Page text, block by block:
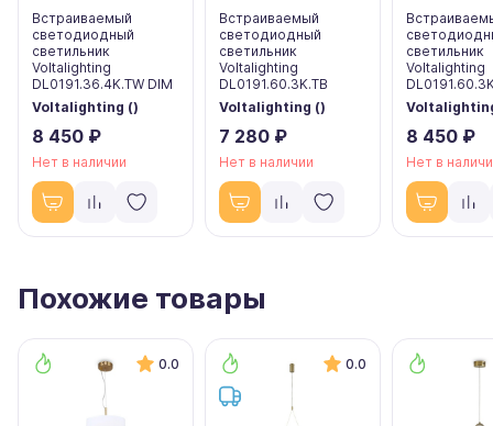
Встраиваемый
светодиодный
светильник
Voltalighting
DL0191.36.4K.TW DIM
Voltalighting ()
8 450 ₽
Нет в наличии
Встраиваемый
светодиодный
светильник
Voltalighting
DL0191.60.3K.TB
Voltalighting ()
7 280 ₽
Нет в наличии
светильник
Voltalighting
8 450 ₽
Нет в
Похожие товары
0.0 0.0